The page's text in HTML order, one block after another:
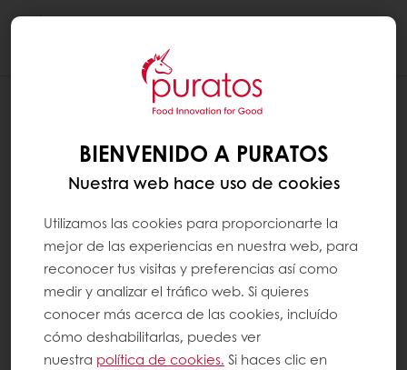
VER LOS PRODUCTOS AÑADIDOS AL
CARRITO
Cuando agrego productos a mi carrito, veo
la animación que indica que el producto ha
sido añadido, pero después de un tiempo, el
icono desaparece y ya no sé qué productos
de mi lista de productos habituales están en
el carrito. Para verificar qué productos ya ha
añadido a su carrito, simplemente haga clic
BIENVENIDO A PURATOS
Nuestra web hace uso de cookies
Utilizamos las cookies para proporcionarte la
mejor de las experiencias en nuestra web, para
reconocer tus visitas y preferencias así como
medir y analizar el tráfico web. Si quieres
conocer más acerca de las cookies, incluído
cómo deshabilitarlas, puedes ver
nuestra política de cookies. Si haces clic en